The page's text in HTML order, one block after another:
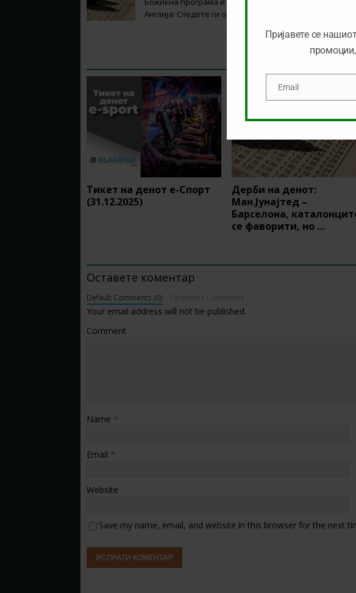
Англија: Следете ги овие три екипи !
лигата:
Тикет на денот е-Спорт
(31.12.2025)
Дерби на денот:
Ман.Јунајтед –
Барселона,
се фаворити, но …
Оставете коментар
Default Comments (0)
Your email address will not be published.
Comment
Name *
Email *
Website
Save my name, email, and website in this browser for the next
Пријавете се
EmailEmail